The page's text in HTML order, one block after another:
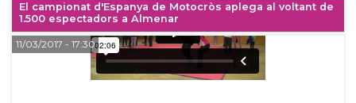
El campionat d'Espanya de Motocròs aplega al voltant de
1.500 espectadors a Almenar
11/03/2017 - 17:30